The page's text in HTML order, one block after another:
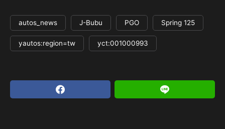
autos_news J-Bubu PGO Spring 125
yautos:region=tw yct:001000993